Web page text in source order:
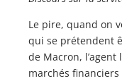
Le pire, quand on
qui se prétendent
de Macron,
marchés